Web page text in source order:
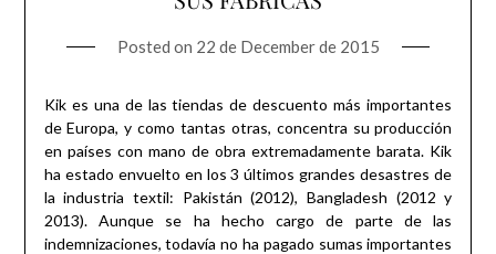
Posted on 22 de December de 2015
Kik es una de las tiendas de descuento más importantes
de Europa, y como tantas otras, concentra su producción
en países con mano de obra extremadamente barata. Kik
ha estado envuelto en los 3 últimos grandes desastres de
la industria textil: Pakistán (2012), Bangladesh (2012 y
2013). Aunque se ha hecho cargo de parte de las
indemnizaciones, todavía no ha pagado sumas importantes